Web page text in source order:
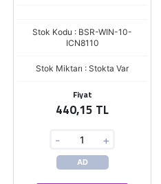
Stok Kodu : BSR-WIN-10-
ICN8110
Stok Miktarı : Stokta Var
Fiyat
440,15 TL
- +
AD